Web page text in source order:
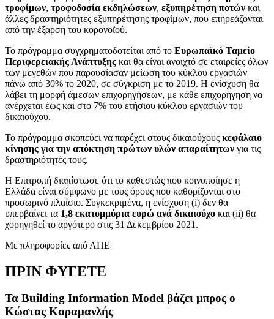
τροφίμων, τροφοδοσία εκδηλώσεων, εξυπηρέτηση ποτών και
άλλες δραστηριότητες εξυπηρέτησης τροφίμων, που επηρεάζονται
από την έξαρση του κορονοϊού.
Το πρόγραμμα συγχρηματοδοτείται από το Ευρωπαϊκό Ταμείο
Περιφερειακής Ανάπτυξης και θα είναι ανοιχτό σε εταιρείες όλων
των μεγεθών που παρουσίασαν μείωση του κύκλου εργασιών
πάνω από 30% το 2020, σε σύγκριση με το 2019. Η ενίσχυση θα
λάβει τη μορφή άμεσων επιχορηγήσεων, με κάθε επιχορήγηση να
ανέρχεται έως και στο 7% του ετήσιου κύκλου εργασιών του
δικαιούχου.
Το πρόγραμμα σκοπεύει να παρέχει στους δικαιούχους κεφάλαιο
κίνησης για την απόκτηση πρώτων υλών απαραίτητων για τις
δραστηριότητές τους.
Η Επιτροπή διαπίστωσε ότι το καθεστώς που κοινοποίησε η
Ελλάδα είναι σύμφωνο με τους όρους που καθορίζονται στο
προσωρινό πλαίσιο. Συγκεκριμένα, η ενίσχυση (i) δεν θα
υπερβαίνει τα 1,8 εκατομμύρια ευρώ ανά δικαιούχο και (ii) θα
χορηγηθεί το αργότερο στις 31 Δεκεμβρίου 2021.
Με πληροφορίες από ΑΠΕ
ΠΡΙΝ ΦΥΓΕΤΕ
Τα Building Information Model βάζει μπρος ο
Κώστας Καραμανλής